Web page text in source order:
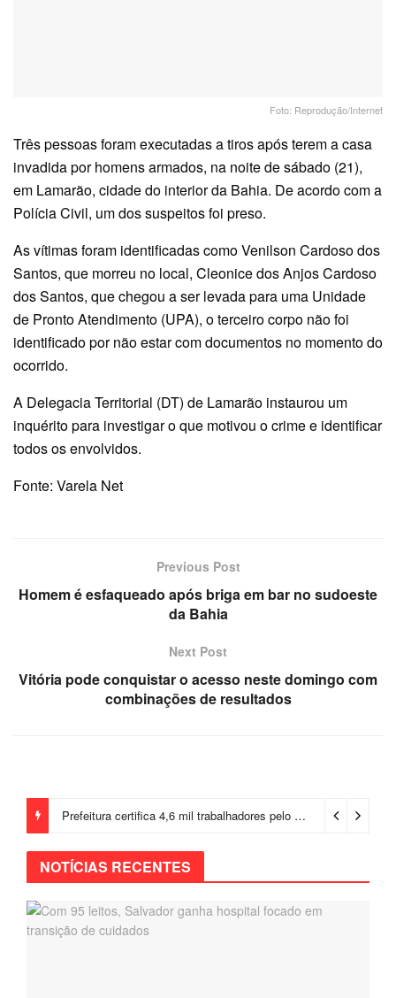
Foto: Reprodução/Internet
Três pessoas foram executadas a tiros após terem a casa
invadida por homens armados, na noite de sábado (21),
em Lamarão, cidade do interior da Bahia. De acordo com a
Polícia Civil, um dos suspeitos foi preso.
As vítimas foram identificadas como Venilson Cardoso dos
Santos, que morreu no local, Cleonice dos Anjos Cardoso
dos Santos, que chegou a ser levada para uma Unidade
de Pronto Atendimento (UPA), o terceiro corpo não foi
identificado por não estar com documentos no momento do
ocorrido.
A Delegacia Territorial (DT) de Lamarão instaurou um
inquérito para investigar o que motivou o crime e identificar
todos os envolvidos.
Fonte: Varela Net
Previous Post
Homem é esfaqueado após briga em bar no sudoeste
da Bahia
Next Post
Vitória pode conquistar o acesso neste domingo com
combinações de resultados
Prefeitura certifica 4,6 mil trabalhadores pelo programa Treinar para Empregar e realiza Feirão de Empregabilidade
NOTÍCIAS RECENTES